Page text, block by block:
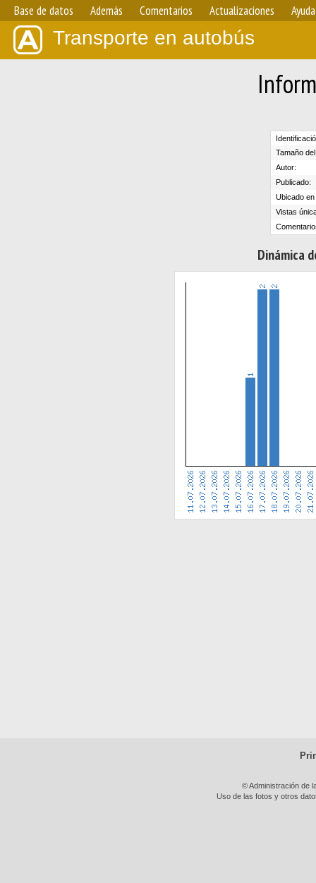
Base de datos Además Comentarios Actualizaciones Ayuda
Transporte en autobús
Tamaño
Autor:
Publicado:
Ubicado
Vistas
Dinámica
© Administración de
Uso de las fotos y otros